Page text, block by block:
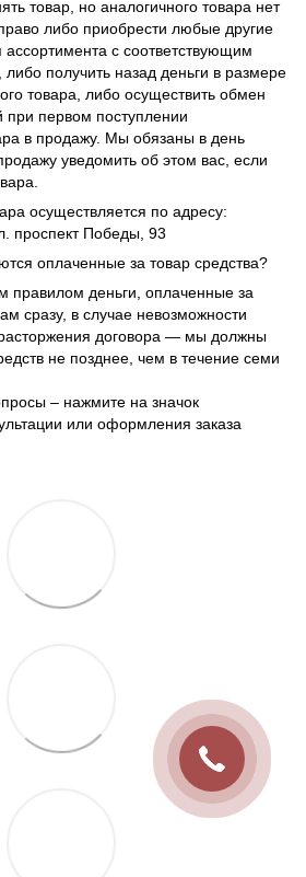
товар, но аналогичного товара нет
либо приобрести любые другие
с соответствующим
получить назад деньги в размере
товара, либо осуществить обмен
при первом поступлении
в продажу. Мы обязаны в день
уведомить об этом вас, если
осуществляется по адресу:
проспект Победы, 93
оплаченные за товар средства?
правилом деньги, оплаченные за
сразу, в случае невозможности
расторжения договора — мы должны
не позднее, чем в течение семи
– нажмите на значок
или оформления заказа